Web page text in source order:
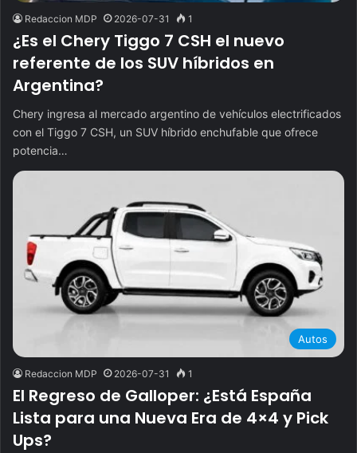
Redaccion MDP 2026-07-31 1
¿Es el Chery Tiggo 7 CSH el nuevo
referente de los SUV híbridos en
Argentina?
Chery ingresa al mercado argentino de vehículos electrificados
con el Tiggo 7 CSH, un SUV híbrido enchufable que ofrece
potencia…
Autos
Redaccion MDP 2026-07-31 1
El Regreso de Galloper: ¿Está España
Lista para una Nueva Era de 4×4 y Pick
Ups?